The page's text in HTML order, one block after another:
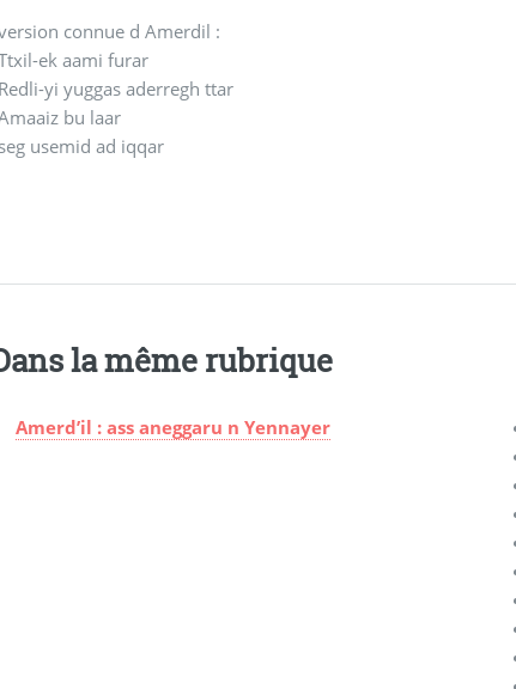
connue d Amerdil :
ek aami furar
Redli-yi yuggas aderregh ttar
bu laar
seg usemid ad iqqar
la même rubrique
Amerd’il : ass aneggaru n Yennayer